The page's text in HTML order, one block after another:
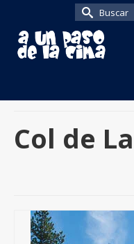
Buscar
por:
Col de